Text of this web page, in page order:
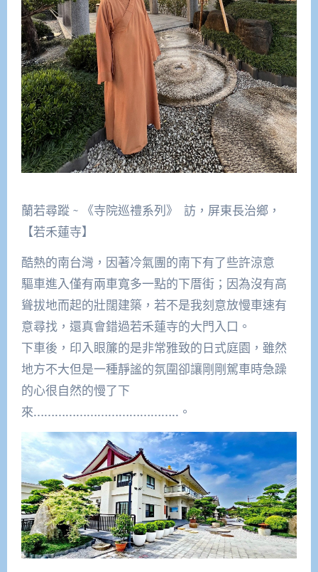
蘭若尋蹤 ~ 《寺院巡禮系列》 訪，屏東長治鄉，
【若禾蓮寺】
酷熱的南台灣，因著冷氣團的南下有了些許涼意
驅車進入僅有兩車寬多一點的下厝街；因為沒有高
聳拔地而起的壯闊建築，若不是我刻意放慢車速有
意尋找，還真會錯過若禾蓮寺的大門入口。
下車後，印入眼簾的是非常雅致的日式庭園，雖然
地方不大但是一種靜謐的氛圍卻讓剛剛駕車時急躁
的心很自然的慢了下
來…………………………………..。